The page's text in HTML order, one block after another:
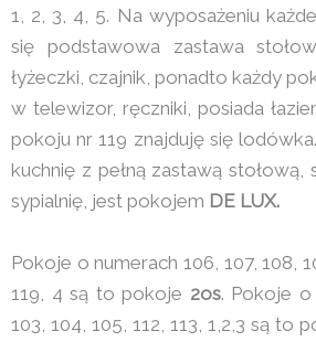
1, 2, 3, 4, 5. Na wyposażeniu
się podstawowa zastawa
łyżeczki, czajnik, ponadto każdy
w telewizor, ręczniki, posiada
pokoju nr 119 znajduję się
kuchnię z pełną zastawą stołową,
sypialnię, jest pokojem DE LUX.
Pokoje o numerach 106, 107, 108,
119, 4 są to pokoje 2os. Pokoje o
103, 104, 105, 112, 113, 1,2,3 są to